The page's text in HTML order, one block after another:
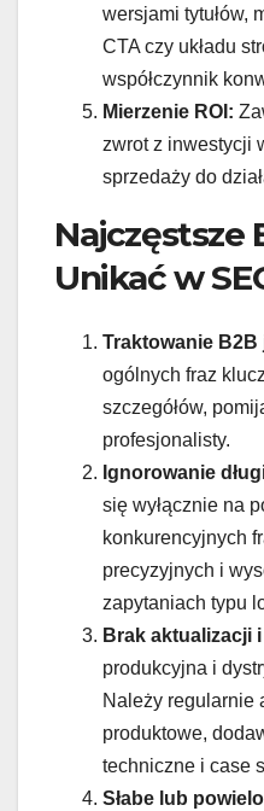
wersjami tytułów,
CTA czy układu
współczynnik
Mierzenie ROI:
zwrot z inwestycji
sprzedaży do
Najczęstsze
Unikać w
Traktowanie B2B
ogólnych fraz
szczegółów,
profesjonalisty.
Ignorowanie
się wyłącznie na
konkurencyjnych
precyzyjnych i
zapytaniach typu
Brak aktualizacji
produkcyjna i
Należy regularnie
produktowe,
techniczne i case
Słabe lub